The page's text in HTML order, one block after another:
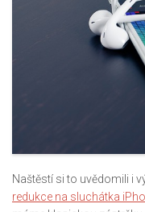
Naštěstí si to uvědomili i
redukce na sluchátka